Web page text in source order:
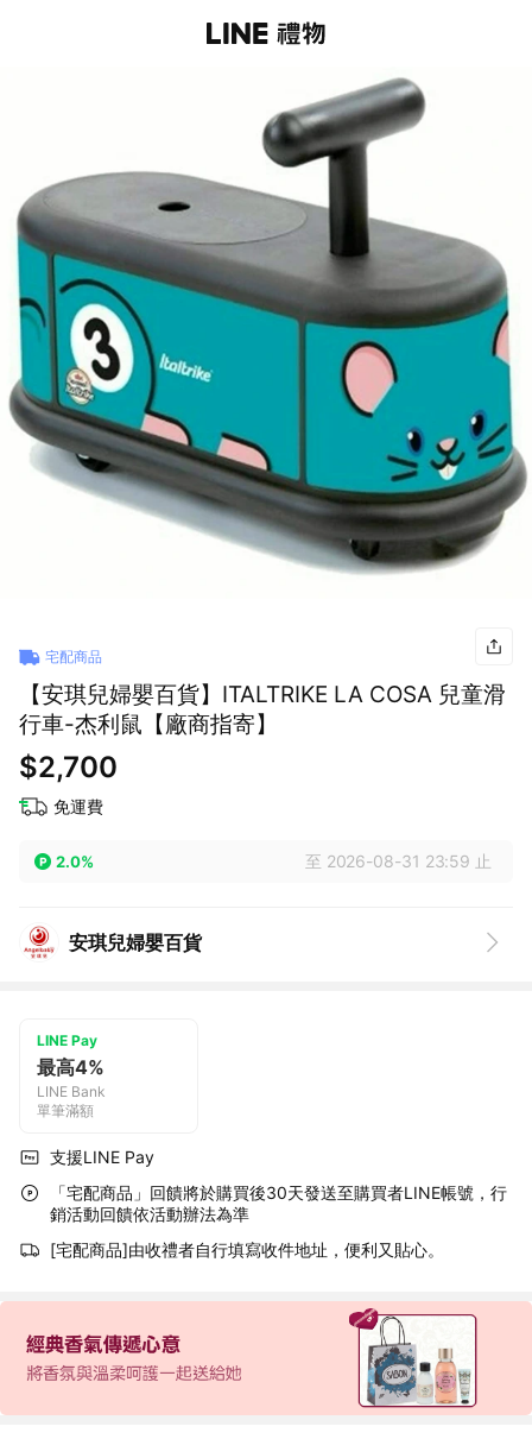
宅配商品
【安琪兒婦嬰百貨】ITALTRIKE LA COSA 兒童滑
行車-杰利鼠【廠商指寄】
$2,700
免運費
2.0% 至 2026-08-31 23:59 止
安琪兒婦嬰百貨
LINE Pay
最高4%
LINE Bank
單筆滿額
支援LINE Pay
「宅配商品」回饋將於購買後30天發送至購買者LINE帳號，行
銷活動回饋依活動辦法為準
[宅配商品]由收禮者自行填寫收件地址，便利又貼心。